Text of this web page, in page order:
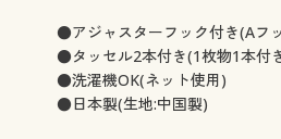
●アジャスターフック付き(Aフ
●タッセル2本付き(1枚物1本付
●洗濯機OK(ネット使用)
●日本製(生地:中国製)